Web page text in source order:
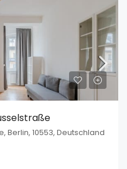
Berlin, 10553, Deutschland